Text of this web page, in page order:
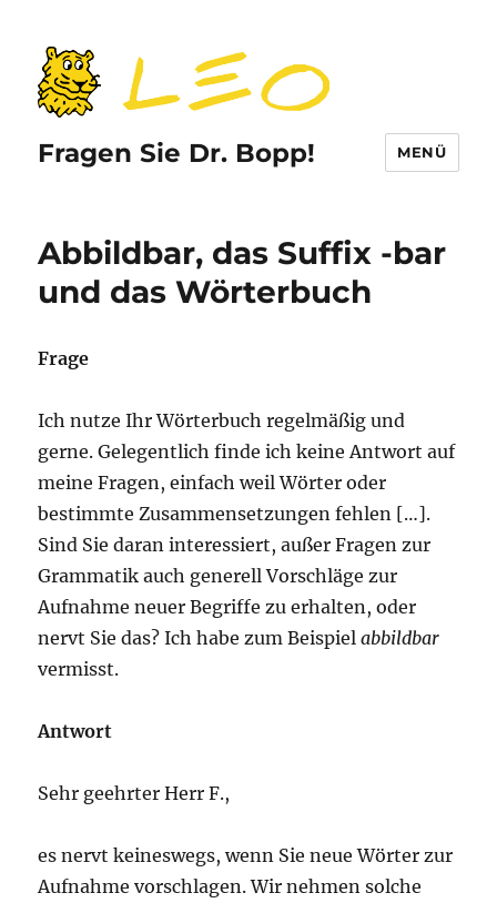
Fragen Sie Dr. Bopp! MENÜ
Abbildbar, das Suffix -bar
und das Wörterbuch
Frage
Ich nutze Ihr Wörterbuch regelmäßig und
gerne. Gelegentlich finde ich keine Antwort auf
meine Fragen, einfach weil Wörter oder
bestimmte Zusammensetzungen fehlen […].
Sind Sie daran interessiert, außer Fragen zur
Grammatik auch generell Vorschläge zur
Aufnahme neuer Begriffe zu erhalten, oder
nervt Sie das? Ich habe zum Beispielabbildbar
vermisst.
Antwort
Sehr geehrter Herr F.,
es nervt keineswegs, wenn Sie neue Wörter zur
Aufnahme vorschlagen. Wir nehmen solche